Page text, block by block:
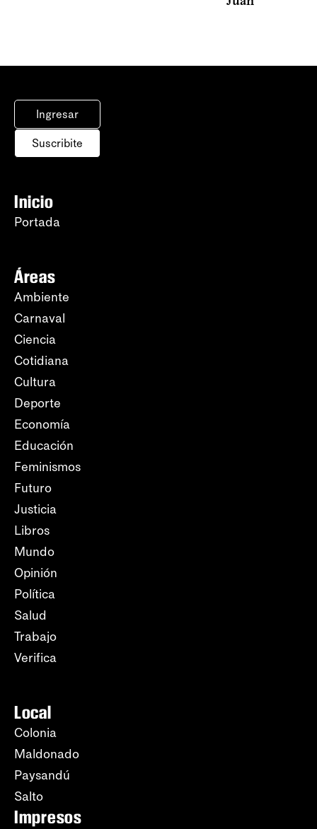
Ingresar
Suscribite
Inicio
Portada
Áreas
Ambiente
Carnaval
Ciencia
Cotidiana
Cultura
Deporte
Economía
Educación
Feminismos
Futuro
Justicia
Libros
Mundo
Opinión
Política
Salud
Trabajo
Verifica
Local
Colonia
Maldonado
Paysandú
Salto
Impresos